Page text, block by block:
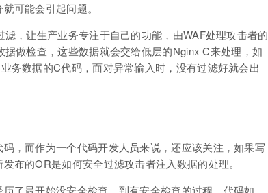
可能会引起问题。
，让生产业务专注于自己的功能，由WAF处理攻击者的
做检查，这些数据就会交给低层的Nginx C来处理，如
务数据的C代码，面对异常输入时，没有过滤好就会出
，而作为一个代码开发人员来说，还应该关注，如果写
布的OR是如何安全过滤攻击者注入数据的处理。